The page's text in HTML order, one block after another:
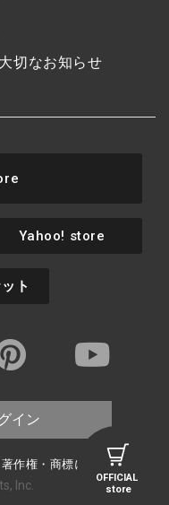
OFFICIAL
store
切なお知らせ
Yahoo! store
ト
イン
著作権・商標について
Inc.